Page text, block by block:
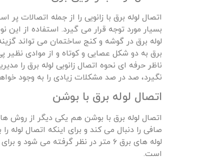
اتصال لوله برق با زانویی را از جمله
لوله برق در گوشه و کنج ساختمان می تواند
برق به دو شکل عصایی و کوتاه و از موادی
ناظر حرفه ای نحوه اتصال زانویی لوله برق را
نگیرد، صد در صد مشکلات زیادی را به وجود
اتصال لوله برق با بوشن
اتصال لوله برق با بوشن هم یکی دیگر از روش
صافی را دنبال می کند و برای اینکه اتصال لوله
لوله های برق ۶ متر در نظر گرفته می
است.